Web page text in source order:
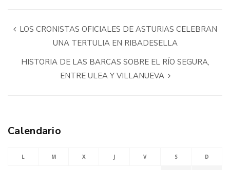
LOS CRONISTAS OFICIALES DE ASTURIAS CELEBRAN
UNA TERTULIA EN RIBADESELLA
HISTORIA DE LAS BARCAS SOBRE EL RÍO SEGURA,
ENTRE ULEA Y VILLANUEVA
Calendario
L M X J V S D